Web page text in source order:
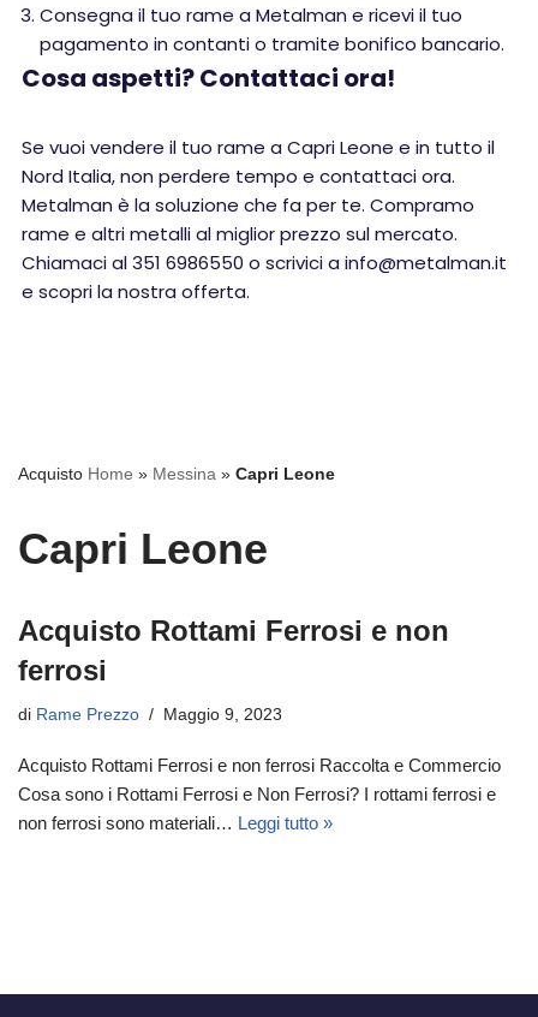
Consegna il tuo rame a Metalman e ricevi il tuo
pagamento in contanti o tramite bonifico bancario.
Cosa aspetti? Contattaci ora!
Se vuoi vendere il tuo rame a Capri Leone e in tutto il
Nord Italia, non perdere tempo e contattaci ora.
Metalman è la soluzione che fa per te. Compramo
rame e altri metalli al miglior prezzo sul mercato.
Chiamaci al 351 6986550 o scrivici a info@metalman.it
e scopri la nostra offerta.
Acquisto Home » Messina » Capri Leone
Capri Leone
Acquisto Rottami Ferrosi e non
ferrosi
di Rame Prezzo Maggio 9, 2023
Acquisto Rottami Ferrosi e non ferrosi Raccolta e Commercio
Cosa sono i Rottami Ferrosi e Non Ferrosi? I rottami ferrosi e
non ferrosi sono materiali… Leggi tutto »